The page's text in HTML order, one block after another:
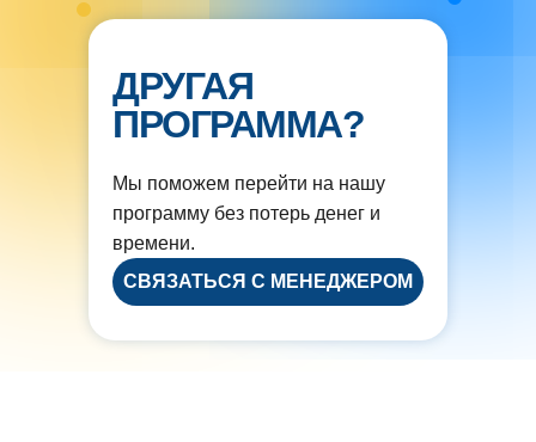
ДРУГАЯ
ПРОГРАММА?
Мы поможем перейти на нашу
программу без потерь денег и
времени.
СВЯЗАТЬСЯ С МЕНЕДЖЕРОМ